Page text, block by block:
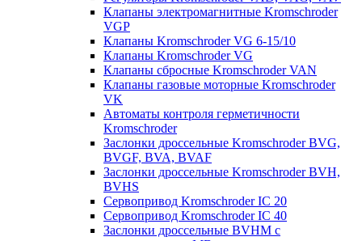
Клапаны электромагнитные Kromschroder
VGP
Клапаны Kromschroder VG 6-15/10
Клапаны Kromschroder VG
Клапаны сбросные Kromschroder VAN
Клапаны газовые моторные Kromschroder
VK
Автоматы контроля герметичности
Kromschroder
Заслонки дроссельные Kromschroder BVG,
BVGF, BVA, BVAF
Заслонки дроссельные Kromschroder BVH,
BVHS
Сервопривод Kromschroder IC 20
Сервопривод Kromschroder IC 40
Заслонки дроссельные BVHM с